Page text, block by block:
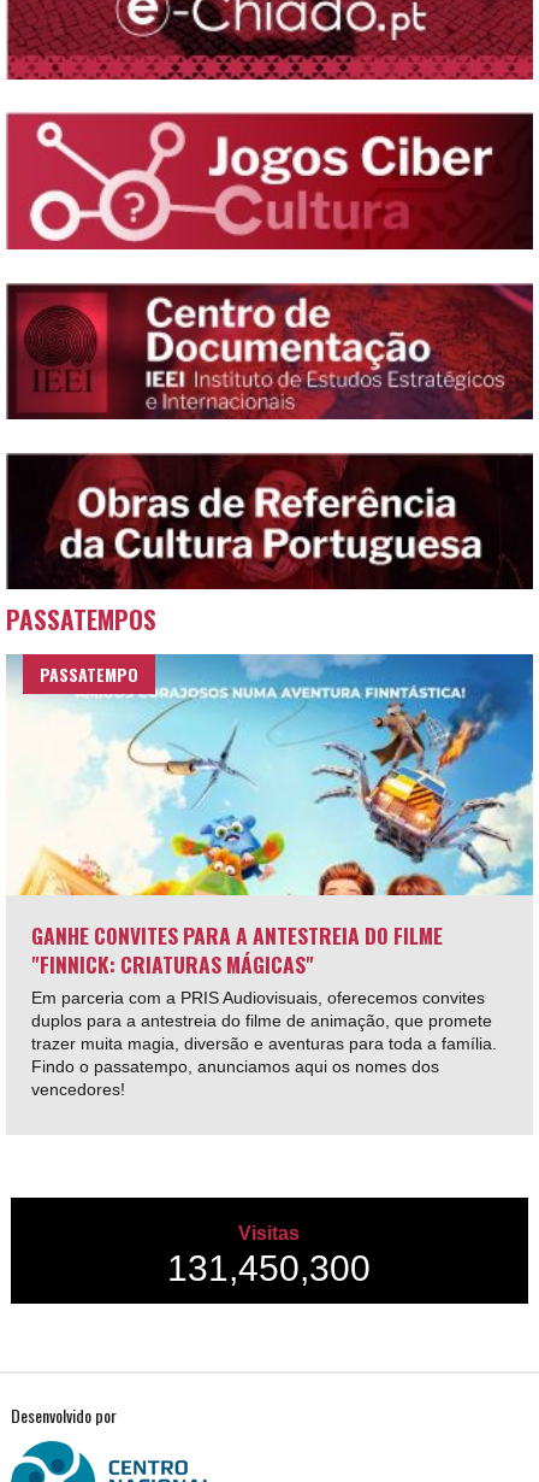
PASSATEMPOS
PASSATEMPO
GANHE CONVITES PARA A ANTESTREIA DO FILME
"FINNICK: CRIATURAS MÁGICAS"
Em parceria com a PRIS Audiovisuais, oferecemos convites
duplos para a antestreia do filme de animação, que promete
trazer muita magia, diversão e aventuras para toda a família.
Findo o passatempo, anunciamos aqui os nomes dos
vencedores!
Visitas
131,450,300
Desenvolvido por